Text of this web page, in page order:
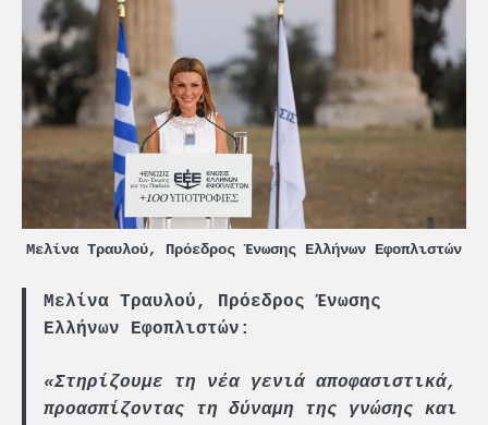
Μελίνα Τραυλού, Πρόεδρος Ένωσης Ελλήνων Εφοπλιστών
Μελίνα Τραυλού, Πρόεδρος Ένωσης
Ελλήνων Εφοπλιστών:
«Στηρίζουμε τη νέα γενιά αποφασιστικά,
προασπίζοντας τη δύναμη της γνώσης και